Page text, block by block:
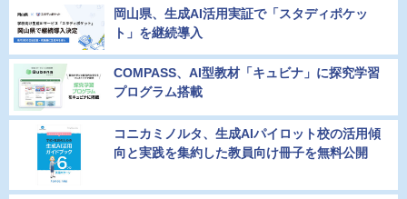
岡山県、生成AI活用実証で「スタディポケッ
ト」を継続導入
COMPASS、AI型教材「キュビナ」に探究学習
プログラム搭載
コニカミノルタ、生成AIパイロット校の活用傾
向と実践を集約した教員向け冊子を無料公開